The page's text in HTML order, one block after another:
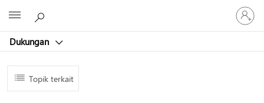
Dukungan
Masuk
ke
akun
Topik terkait